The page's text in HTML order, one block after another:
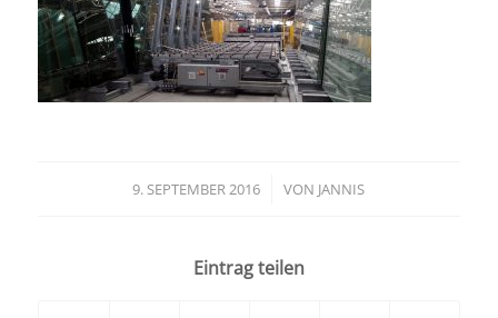
9. SEPTEMBER 2016
/ VON JANNIS
Eintrag teilen